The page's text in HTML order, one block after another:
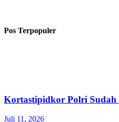
Pos Terpopuler
Kortastipidkor Polri
Juli 11, 2026